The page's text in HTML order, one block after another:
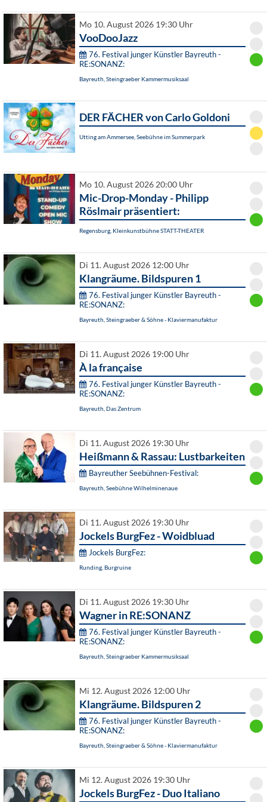
Mo 10. August 2026 19:30 Uhr
VooDooJazz
76. Festival junger Künstler Bayreuth -
RE:SONANZ:
Bayreuth, Steingraeber Kammermusiksaal
DER FÄCHER von Carlo Goldoni
Utting am Ammersee, Seebühne im Summerpark
Mo 10. August 2026 20:00 Uhr
Mic-Drop-Monday - Philipp
Röslmair präsentiert:
Regensburg, Kleinkunstbühne STATT-THEATER
Di 11. August 2026 12:00 Uhr
Klangräume. Bildspuren 1
76. Festival junger Künstler Bayreuth -
RE:SONANZ:
Bayreuth, Steingraeber & Söhne - Klaviermanufaktur
Di 11. August 2026 19:00 Uhr
À la française
76. Festival junger Künstler Bayreuth -
RE:SONANZ:
Bayreuth, Das Zentrum
Di 11. August 2026 19:30 Uhr
Heißmann & Rassau: Lustbarkeiten
Bayreuther Seebühnen-Festival:
Bayreuth, Seebühne Wilhelminenaue
Di 11. August 2026 19:30 Uhr
Jockels BurgFez - Woidbluad
Jockels BurgFez:
Runding, Burgruine
Di 11. August 2026 19:30 Uhr
Wagner in RE:SONANZ
76. Festival junger Künstler Bayreuth -
RE:SONANZ:
Bayreuth, Steingraeber Kammermusiksaal
Mi 12. August 2026 12:00 Uhr
Klangräume. Bildspuren 2
76. Festival junger Künstler Bayreuth -
RE:SONANZ:
Bayreuth, Steingraeber & Söhne - Klaviermanufaktur
Mi 12. August 2026 19:30 Uhr
Jockels BurgFez - Duo Italiano